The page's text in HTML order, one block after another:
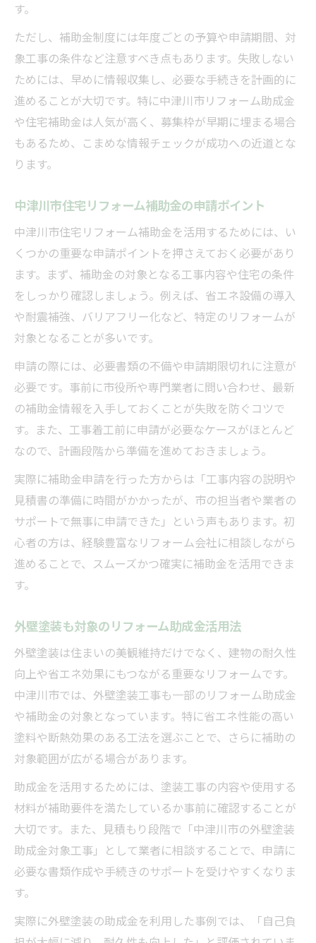
リフォーム助成金と給付金の賢い活用法
家計プランと補助制度の組み合わせ術
外壁塗装助成金も含めた資金計画の立て方
外壁塗装も含めた補助金利用のポイント
外壁塗装リフォームで使える補助金の基礎
知識
外壁塗装とリフォーム補助金の併用テクニ
ック
断熱改修や省エネも補助金対象になる理由
上手な補助金選びで外壁リフォームを進め
る
移住支援とリフォーム補助金の関係性を解説
移住支援策とリフォーム補助金の活用方法
中津川市移住補助金とリフォームの連携術
リフォーム補助金で移住を後押しするポイ
ント
移住者向けリフォーム補助制度の最新情報
住宅補助金と移住支援の併用で理想の暮ら
し
快適な暮らしへ導く家計プランとリフォーム戦
略
リフォームに備える家計プラン設計の基本
補助金活用で快適な住まいを実現する戦略
リフォーム補助金を活かした家計見直し術
す。
ただし、補助金制度には年度ごとの予算や申請期間、対
象工事の条件など注意すべき点もあります。失敗しない
ためには、早めに情報収集し、必要な手続きを計画的に
進めることが大切です。特に中津川市リフォーム助成金
や住宅補助金は人気が高く、募集枠が早期に埋まる場合
もあるため、こまめな情報チェックが成功への近道とな
ります。
中津川市住宅リフォーム補助金の申請ポイント
中津川市住宅リフォーム補助金を活用するためには、い
くつかの重要な申請ポイントを押さえておく必要があり
ます。まず、補助金の対象となる工事内容や住宅の条件
をしっかり確認しましょう。例えば、省エネ設備の導入
や耐震補強、バリアフリー化など、特定のリフォームが
対象となることが多いです。
申請の際には、必要書類の不備や申請期限切れに注意が
必要です。事前に市役所や専門業者に問い合わせ、最新
の補助金情報を入手しておくことが失敗を防ぐコツで
す。また、工事着工前に申請が必要なケースがほとんど
なので、計画段階から準備を進めておきましょう。
実際に補助金申請を行った方からは「工事内容の説明や
見積書の準備に時間がかかったが、市の担当者や業者の
サポートで無事に申請できた」という声もあります。初
心者の方は、経験豊富なリフォーム会社に相談しながら
進めることで、スムーズかつ確実に補助金を活用できま
す。
外壁塗装も対象のリフォーム助成金活用法
外壁塗装は住まいの美観維持だけでなく、建物の耐久性
向上や省エネ効果にもつながる重要なリフォームです。
中津川市では、外壁塗装工事も一部のリフォーム助成金
や補助金の対象となっています。特に省エネ性能の高い
塗料や断熱効果のある工法を選ぶことで、さらに補助の
対象範囲が広がる場合があります。
助成金を活用するためには、塗装工事の内容や使用する
材料が補助要件を満たしているか事前に確認することが
大切です。また、見積もり段階で「中津川市の外壁塗装
助成金対象工事」として業者に相談することで、申請に
必要な書類作成や手続きのサポートを受けやすくなりま
す。
実際に外壁塗装の助成金を利用した事例では、「自己負